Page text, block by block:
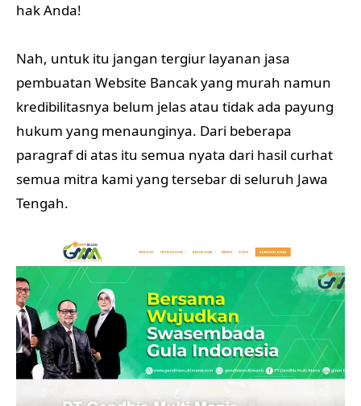
hak Anda!
Nah, untuk itu jangan tergiur layanan jasa
pembuatan Website Bancak yang murah namun
kredibilitasnya belum jelas atau tidak ada payung
hukum yang menaunginya. Dari beberapa
paragraf di atas itu semua nyata dari hasil curhat
semua mitra kami yang tersebar di seluruh Jawa
Tengah.